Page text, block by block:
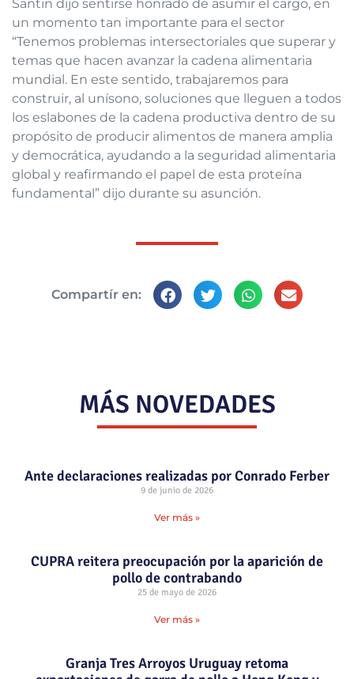
Santin dijo sentirse honrado de asumir el cargo, en
un momento tan importante para el sector
“Tenemos problemas intersectoriales que superar y
temas que hacen avanzar la cadena alimentaria
mundial. En este sentido, trabajaremos para
construir, al unísono, soluciones que lleguen a todos
los eslabones de la cadena productiva dentro de su
propósito de producir alimentos de manera amplia
y democrática, ayudando a la seguridad alimentaria
global y reafirmando el papel de esta proteína
fundamental” dijo durante su asunción.
Compartír en:
MÁS NOVEDADES
Ante declaraciones realizadas por Conrado Ferber
9 de junio de 2026
Ver más »
CUPRA reitera preocupación por la aparición de
pollo de contrabando
25 de mayo de 2026
Ver más »
Granja Tres Arroyos Uruguay retoma